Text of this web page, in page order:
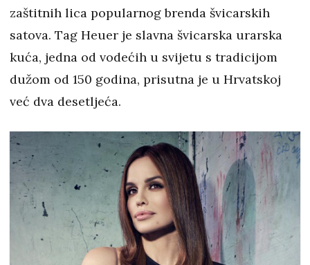
zaštitnih lica popularnog brenda švicarskih
satova. Tag Heuer je slavna švicarska urarska
kuća, jedna od vodećih u svijetu s tradicijom
dužom od 150 godina, prisutna je u Hrvatskoj
već dva desetljeća.